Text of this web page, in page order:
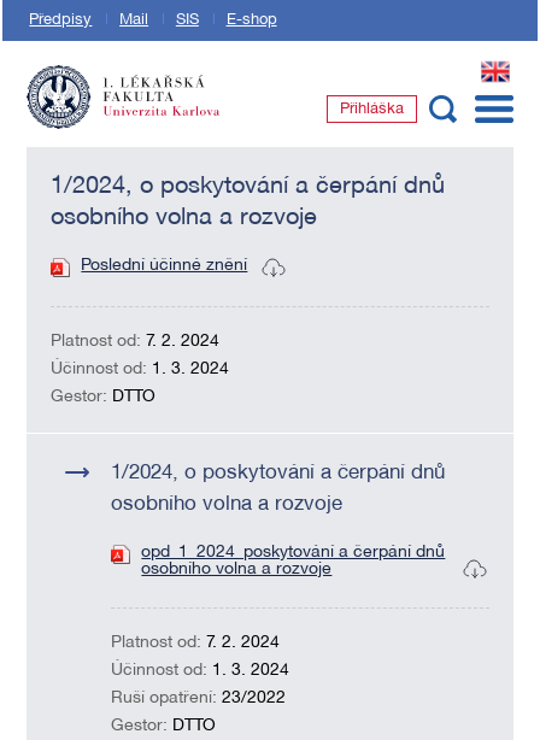
Předpisy Mail SIS E-shop
EN
Přihláška
1/2024, o poskytování a čerpání dnů
osobního volna a rozvoje
Poslední účinné znění
Platnost od: 7. 2. 2024
Účinnost od: 1. 3. 2024
Gestor: DTTO
1/2024, o poskytování a čerpání dnů
osobního volna a rozvoje
opd_1_2024_poskytování a čerpání dnů
osobního volna a rozvoje
Platnost od: 7. 2. 2024
Účinnost od: 1. 3. 2024
Ruší opatření:23/2022
Gestor: DTTO